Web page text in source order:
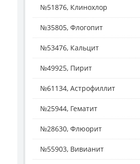
№51876, Клинохлор
№35805, Флогопит
№53476, Кальцит
№49925, Пирит
№61134, Астрофиллит
№25944, Гематит
№28630, Флюорит
№55903, Вивианит